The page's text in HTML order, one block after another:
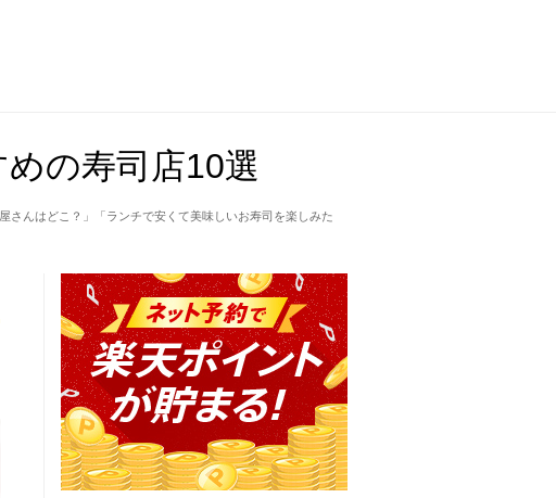
の寿司店10選
さんはどこ？」「ランチで安くて美味しいお寿司を楽しみた